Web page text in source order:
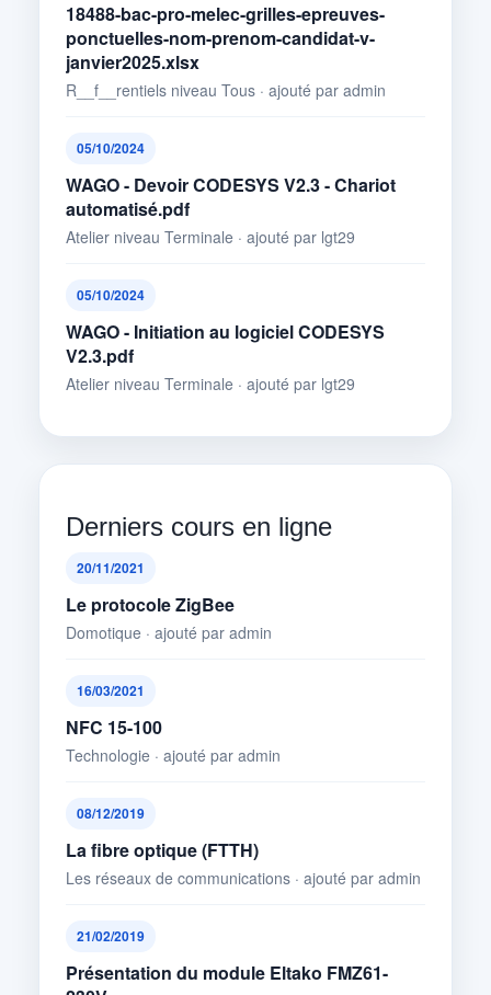
18488-bac-pro-melec-grilles-epreuves-
ponctuelles-nom-prenom-candidat-v-
janvier2025.xlsx
R__f__rentiels niveau Tous · ajouté par admin
05/10/2024
WAGO - Devoir CODESYS V2.3 - Chariot
automatisé.pdf
Atelier niveau Terminale · ajouté par lgt29
05/10/2024
WAGO - Initiation au logiciel CODESYS
V2.3.pdf
Atelier niveau Terminale · ajouté par lgt29
Derniers cours en ligne
20/11/2021
Le protocole ZigBee
Domotique · ajouté par admin
16/03/2021
NFC 15-100
Technologie · ajouté par admin
08/12/2019
La fibre optique (FTTH)
Les réseaux de communications · ajouté par admin
21/02/2019
Présentation du module Eltako FMZ61-